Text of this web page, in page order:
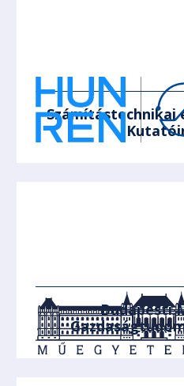
Számítástechnikai
Budapesti